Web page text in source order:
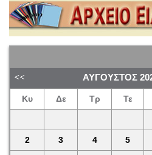
ΑΎΓΟΥΣΤΟΣ
Κυ Δε Τρ Τε
2 3 4 5